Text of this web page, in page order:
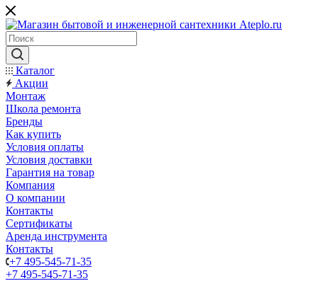
Каталог
Акции
Монтаж
Школа ремонта
Бренды
Как купить
Условия оплаты
Условия доставки
Гарантия на товар
Компания
О компании
Контакты
Сертификаты
Аренда инструмента
Контакты
+7 495-545-71-35
+7 495-545-71-35